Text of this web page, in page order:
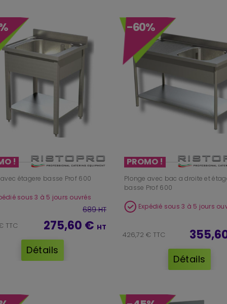
!
étagere basse Prof 600
sous 3 à 5 jours ouvrés
TTC
689 HT
275,60 € HT
Détails
-60%
PROMO !
Plonge avec bac a droite et
basse Prof 600
Expédié sous 3 à 5 jours
426,72 € TTC
Détails